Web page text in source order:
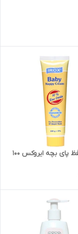
کرم محافظ پای بچه ایروکس 100